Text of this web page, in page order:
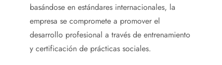
basándose en estándares internacionales, la
empresa se compromete a promover el
desarrollo profesional a través de entrenamiento
y certificación de prácticas sociales.